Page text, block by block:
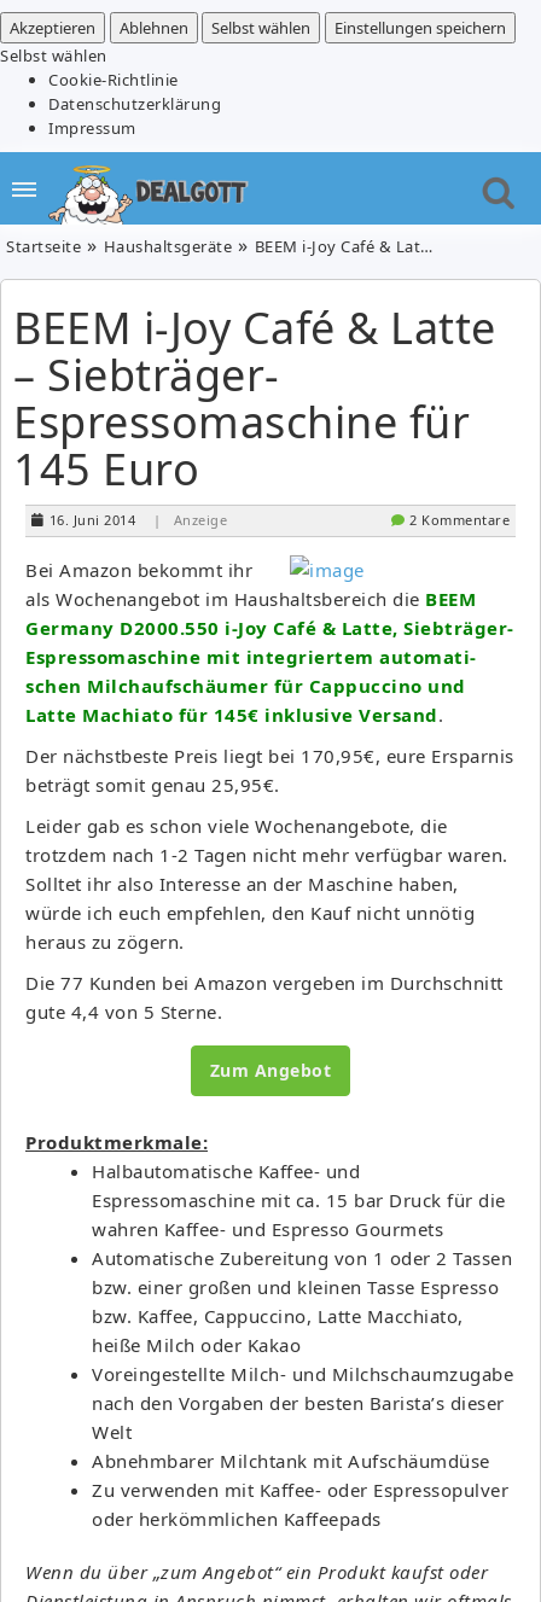
Akzeptieren
Ablehnen Selbst wählen
Einstellungen speichern
Selbst wählen
Cookie-Richtlinie
Datenschutzerklärung
Impressum
Startseite Haushaltsgeräte BEEM i-Joy Café & Latte – Siebträger-Espressomaschine für 145 Euro
BEEM i-Joy Café & Latte
– Siebträger-
Espressomaschine für
145 Euro
16. Juni 2014 | Anzeige 2 Kommentare
Bei Amazon bekommt ihr
als Wochenangebot im Haushaltsbereich die BEEM
Ger­many D2000.550 i-Joy Café & Latte, Sieb­trä­ger-
Espres­so­ma­schine mit inte­grier­tem auto­ma­ti­
schen Milchauf­schäu­mer für Cappuc­cino und
Latte Mach­iato für 145€ inklusive Versand.
Der nächstbeste Preis liegt bei 170,95€, eure Ersparnis
beträgt somit genau 25,95€.
Leider gab es schon viele Wochenangebote, die
trotzdem nach 1-2 Tagen nicht mehr verfügbar waren.
Solltet ihr also Interesse an der Maschine haben,
würde ich euch empfehlen, den Kauf nicht unnötig
heraus zu zögern.
Die 77 Kunden bei Amazon vergeben im Durchschnitt
gute 4,4 von 5 Sterne.
Zum Angebot
Produktmerkmale:
Halbautomatische Kaffee- und
Espressomaschine mit ca. 15 bar Druck für die
wahren Kaffee- und Espresso Gourmets
Automatische Zubereitung von 1 oder 2 Tassen
bzw. einer großen und kleinen Tasse Espresso
bzw. Kaffee, Cappuccino, Latte Macchiato,
heiße Milch oder Kakao
Voreingestellte Milch- und Milchschaumzugabe
nach den Vorgaben der besten Barista’s dieser
Welt
Abnehmbarer Milchtank mit Aufschäumdüse
Zu verwenden mit Kaffee- oder Espressopulver
oder herkömmlichen Kaffeepads
Wenn du über „zum Angebot“ ein Produkt kaufst oder